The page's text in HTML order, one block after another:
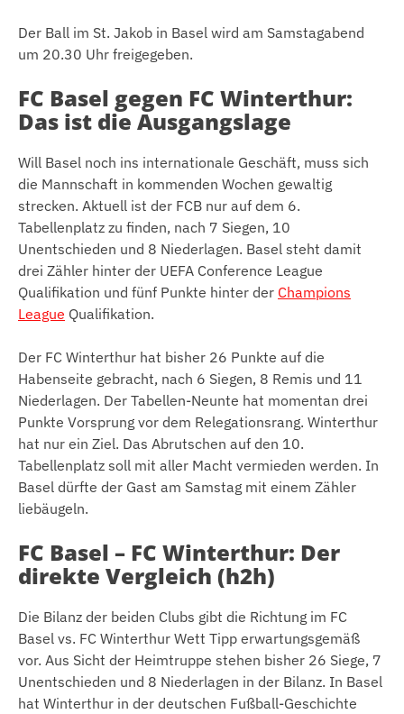
Der Ball im St. Jakob in Basel wird am Samstagabend
um 20.30 Uhr freigegeben.
FC Basel gegen FC Winterthur:
Das ist die Ausgangslage
Will Basel noch ins internationale Geschäft, muss sich
die Mannschaft in kommenden Wochen gewaltig
strecken. Aktuell ist der FCB nur auf dem 6.
Tabellenplatz zu finden, nach 7 Siegen, 10
Unentschieden und 8 Niederlagen. Basel steht damit
drei Zähler hinter der UEFA Conference League
Qualifikation und fünf Punkte hinter der Champions
League Qualifikation.
Der FC Winterthur hat bisher 26 Punkte auf die
Habenseite gebracht, nach 6 Siegen, 8 Remis und 11
Niederlagen. Der Tabellen-Neunte hat momentan drei
Punkte Vorsprung vor dem Relegationsrang. Winterthur
hat nur ein Ziel. Das Abrutschen auf den 10.
Tabellenplatz soll mit aller Macht vermieden werden. In
Basel dürfte der Gast am Samstag mit einem Zähler
liebäugeln.
FC Basel – FC Winterthur: Der
direkte Vergleich (h2h)
Die Bilanz der beiden Clubs gibt die Richtung im FC
Basel vs. FC Winterthur Wett Tipp erwartungsgemäß
vor. Aus Sicht der Heimtruppe stehen bisher 26 Siege, 7
Unentschieden und 8 Niederlagen in der Bilanz. In Basel
hat Winterthur in der deutschen Fußball-Geschichte